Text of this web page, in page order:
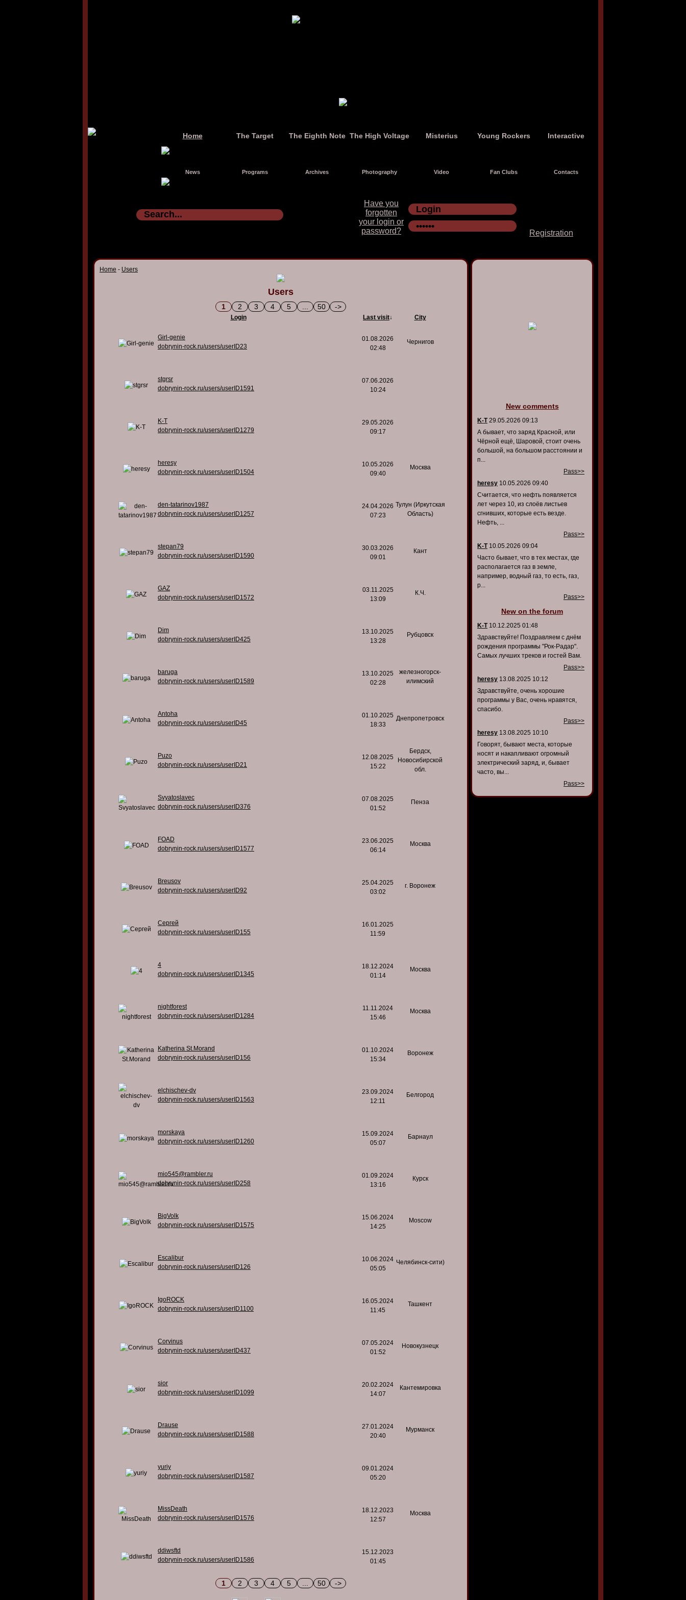
Home The Target The Eighth Note The High Voltage Misterius Young Rockers Interactive
News Programs Archives Photography Video Fan Clubs Contacts
Have you
forgotten
your login or
password?
Registration
Home - Users
Users
1 2 3 4 5 50 ->
Login Last visit↓ City
Girl-genie
dobrynin-rock.ru/users/userID23
01.08.2026
02:48
Чернигов
stgrsr
dobrynin-rock.ru/users/userID1591
07.06.2026
10:24
K-T
dobrynin-rock.ru/users/userID1279
29.05.2026
09:17
heresy
dobrynin-rock.ru/users/userID1504
10.05.2026
09:40
Москва
den-tatarinov1987
dobrynin-rock.ru/users/userID1257
24.04.2026
07:23
Тулун (Иркутская
Область)
stepan79
dobrynin-rock.ru/users/userID1590
30.03.2026
09:01
Кант
GAZ
dobrynin-rock.ru/users/userID1572
03.11.2025
13:09
К.Ч.
Dim
dobrynin-rock.ru/users/userID425
13.10.2025
13:28
Рубцовск
baruga
dobrynin-rock.ru/users/userID1589
13.10.2025
02:28
железногорск-
илимский
Antoha
dobrynin-rock.ru/users/userID45
01.10.2025
18:33
Днепропетровск
Puzo
dobrynin-rock.ru/users/userID21
12.08.2025
15:22
Бердск,
Новосибирской
обл.
Svyatoslavec
dobrynin-rock.ru/users/userID376
07.08.2025
01:52
Пенза
FOAD
dobrynin-rock.ru/users/userID1577
23.06.2025
06:14
Москва
Breusov
dobrynin-rock.ru/users/userID92
25.04.2025
03:02
г. Воронеж
Сергей
dobrynin-rock.ru/users/userID155
16.01.2025
11:59
4
dobrynin-rock.ru/users/userID1345
18.12.2024
01:14
Москва
nightforest
dobrynin-rock.ru/users/userID1284
11.11.2024
15:46
Москва
Katherina St.Morand
dobrynin-rock.ru/users/userID156
01.10.2024
15:34
Воронеж
elchischev-dv
dobrynin-rock.ru/users/userID1563
23.09.2024
12:11
Белгород
morskaya
dobrynin-rock.ru/users/userID1260
15.09.2024
05:07
Барнаул
mio545@rambler.ru
dobrynin-rock.ru/users/userID258
01.09.2024
13:16
Курск
BigVolk
dobrynin-rock.ru/users/userID1575
15.06.2024
14:25
Moscow
Escalibur
dobrynin-rock.ru/users/userID126
10.06.2024
05:05
Челябинск-сити)
IgoROCK
dobrynin-rock.ru/users/userID1100
16.05.2024
11:45
Ташкент
Corvinus
dobrynin-rock.ru/users/userID437
07.05.2024
01:52
Новокузнецк
sior
dobrynin-rock.ru/users/userID1099
20.02.2024
14:07
Кантемировка
Drause
dobrynin-rock.ru/users/userID1588
27.01.2024
20:40
Мурманск
yuriy
dobrynin-rock.ru/users/userID1587
09.01.2024
05:20
MissDeath
dobrynin-rock.ru/users/userID1576
18.12.2023
12:57
Москва
ddiwsftd
dobrynin-rock.ru/users/userID1586
15.12.2023
01:45
1 2 3 4 5 50 ->
New comments
K-T29.05.2026 09:13
А бывает, что заряд Красной, или
Чёрной ещё, Шаровой, стоит очень
большой, на большом расстоянии и
п...
Pass>>
heresy 10.05.2026 09:40
Считается, что нефть появляется
лет через 10, из слоёв листьев
сгнивших, которые есть везде.
Нефть, ...
Pass>>
K-T10.05.2026 09:04
Часто бывает, что в тех местах, где
располагается газ в земле,
например, водный газ, то есть, газ,
р...
Pass>>
New on the forum
K-T10.12.2025 01:48
Здравствуйте! Поздравляем с днём
рождения программы "Рок-Радар".
Самых лучших треков и гостей Вам.
Pass>>
heresy 13.08.2025 10:12
Здравствуйте, очень хорошие
программы у Вас, очень нравятся,
спасибо.
Pass>>
heresy 13.08.2025 10:10
Говорят, бывают места, которые
носят и накапливают огромный
электрический заряд, и, бывает
часто, вы...
Pass>>